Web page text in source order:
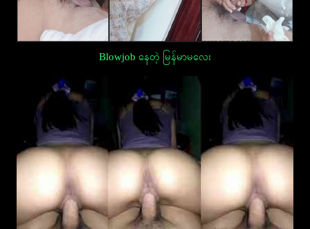
Blowjob နေတဲ့ မြန်မာမလေး